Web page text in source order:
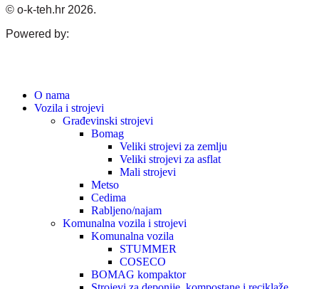
© o-k-teh.hr 2026.
Powered by:
O nama
Vozila i strojevi
Građevinski strojevi
Bomag
Veliki strojevi za zemlju
Veliki strojevi za asflat
Mali strojevi
Metso
Cedima
Rabljeno/najam
Komunalna vozila i strojevi
Komunalna vozila
STUMMER
COSECO
BOMAG kompaktor